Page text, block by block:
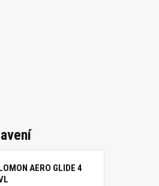
AERO GLIDE 4